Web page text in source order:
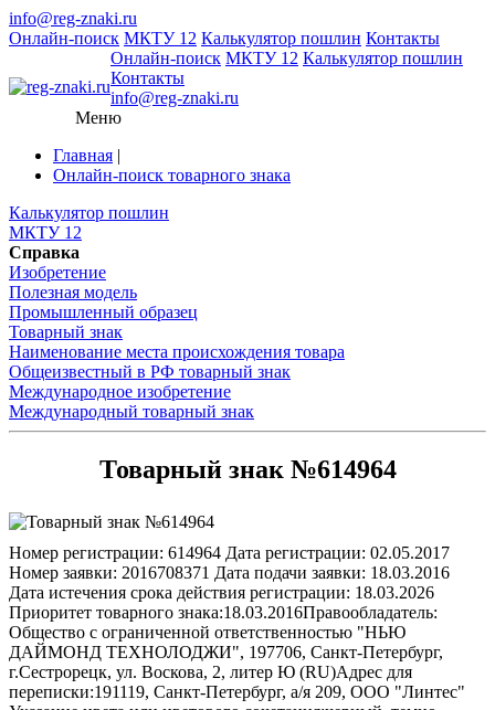
info@reg-znaki.ru
Онлайн-поиск МКТУ 12 Калькулятор пошлин Контакты
Онлайн-поиск МКТУ 12 Калькулятор пошлин
Контакты
info@reg-znaki.ru
Меню
Главная |
Онлайн-поиск товарного знака
Калькулятор пошлин
МКТУ 12
Справка
Изобретение
Полезная модель
Промышленный образец
Товарный знак
Наименование места происхождения товара
Общеизвестный в РФ товарный знак
Международное изобретение
Международный товарный знак
Товарный знак №614964
Номер регистрации: 614964 Дата регистрации: 02.05.2017
Номер заявки: 2016708371 Дата подачи заявки: 18.03.2016
Дата истечения срока действия регистрации: 18.03.2026
Приоритет товарного знака:18.03.2016Правообладатель:
Общество с ограниченной ответственностью "НЬЮ
ДАЙМОНД ТЕХНОЛОДЖИ", 197706, Санкт-Петербург,
г.Сестрорецк, ул. Воскова, 2, литер Ю (RU)Адрес для
переписки:191119, Санкт-Петербург, а/я 209, ООО "Линтес"